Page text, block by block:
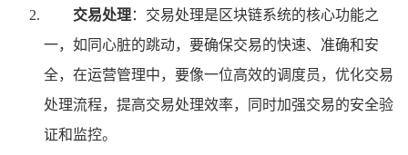
交易处理：交易处理是区块链系统的核心功能之
一，如同心脏的跳动，要确保交易的快速、准确和安
全，在运营管理中，要像一位高效的调度员，优化交易
处理流程，提高交易处理效率，同时加强交易的安全验
证和监控。